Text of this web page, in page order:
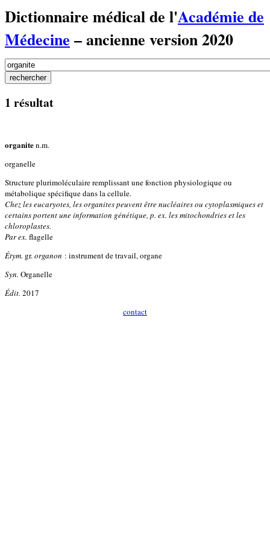
Dictionnaire médical de l'Académie de
Médecine – ancienne version 2020
1 résultat
organiten.m.
organelle
Structure plurimoléculaire remplissant une fonction physiologique ou
métabolique spécifique dans la cellule.
Chez les eucaryotes, les organites peuvent être nucléaires ou cytoplasmiques et
certains portent une information génétique, p. ex. les mitochondries et les
chloroplastes.
Par ex. flagelle
Étym. gr.organon : instrument de travail, organe
Syn. Organelle
Édit. 2017
contact